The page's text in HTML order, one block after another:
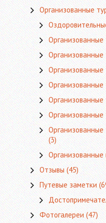
Организованные
Организованные
(3)
Отзывы(45)
Путевые заметки
Фотогалереи(47)